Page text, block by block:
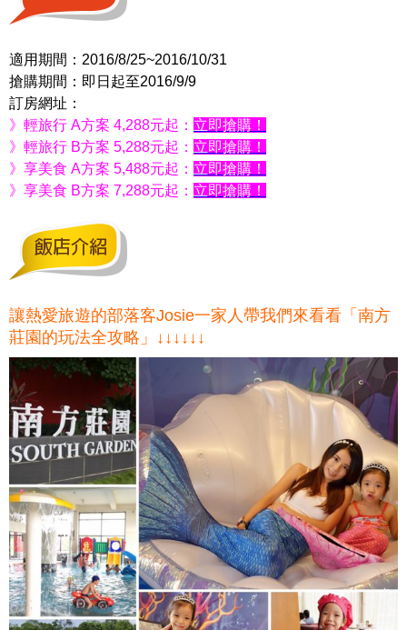
適用期間：2016/8/25~2016/10/31
搶購期間：即日起至2016/9/9
訂房網址：
》輕旅行 A方案 4,288元起： 立即搶購！
》輕旅行 B方案 5,288元起： 立即搶購！
》享美食 A方案 5,488元起： 立即搶購！
》享美食 B方案 7,288元起： 立即搶購！
讓熱愛旅遊的部落客Josie一家人帶我們來看看「南方
莊園的玩法全攻略」↓↓↓↓↓↓